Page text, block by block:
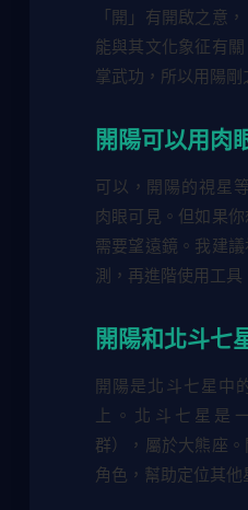
「開」有開啟之意
能與其文化象征有
掌武功，所以用陽剛
開陽可以用肉
可以，開陽的視星
肉眼可見。但如果
需要望遠鏡。我建
測，再進階使用工具
開陽和北斗七
開陽是北斗七星中
上。北斗七星是
群），屬於大熊座
角色，幫助定位其他